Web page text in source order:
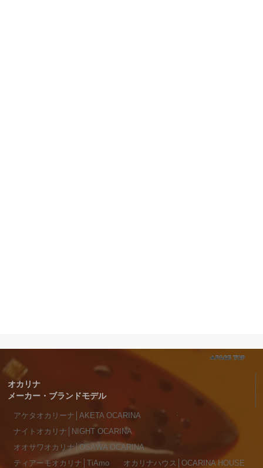
オカリナ
メーカー・ブランドモデル
アケタオカリーナ│AKETA OCARINA
ナイトオカリナ│NIGHT OCARINA
オオサワオカリナ│OSAWA OCARINA
ティアーモオカリナ│TiAmo
オカリナハウス│OCARINA HOUSE